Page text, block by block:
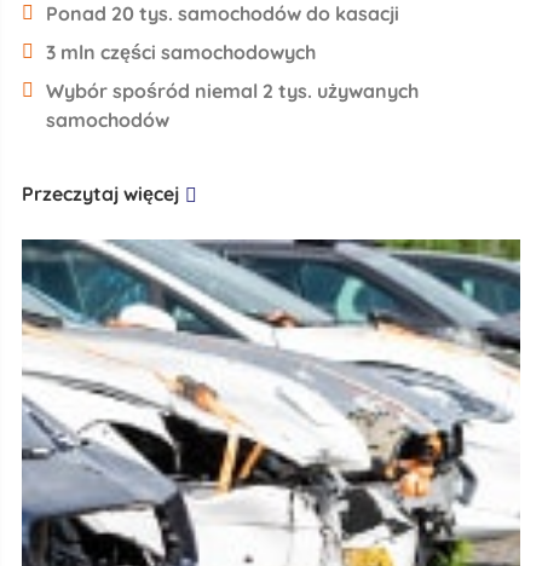
Ponad 20 tys. samochodów do kasacji
3 mln części samochodowych
Wybór spośród niemal 2 tys. używanych
samochodów
Przeczytaj więcej